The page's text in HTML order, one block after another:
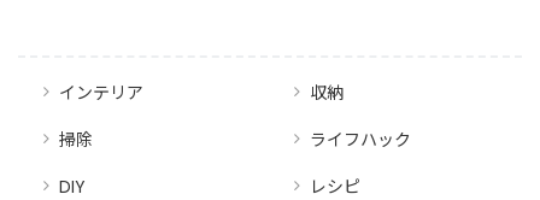
インテリア
収納
掃除
ライフハック
DIY
レシピ